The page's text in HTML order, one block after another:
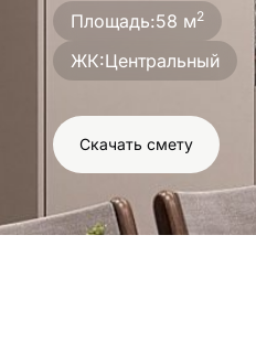
Площадь:58 м2
ЖК:Центральный
Скачать смету